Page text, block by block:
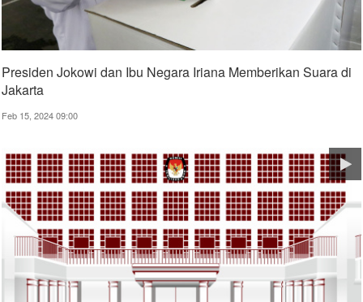
Presiden Jokowi dan Ibu Negara Iriana Memberikan Suara di
Jakarta
Feb 15, 2024 09:00